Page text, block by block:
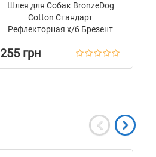
Шлея для Собак BronzeDog
Сotton Стандарт
Рефлекторная х/б Брезент
255 грн